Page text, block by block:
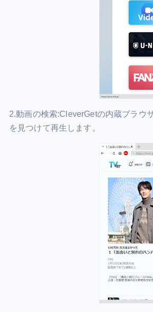
2.動画の検索:CleverGetの内蔵ブラウ
を見つけて再生します。